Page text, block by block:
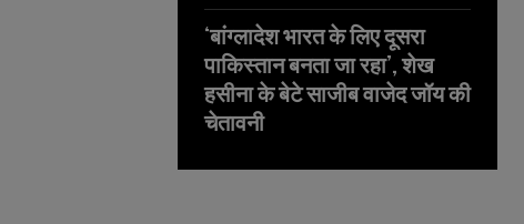
‘बांग्लादेश भारत के लिए दूसरा
पाकिस्तान बनता जा रहा’, शेख
हसीना के बेटे साजीब वाजेद जॉय की
चेतावनी